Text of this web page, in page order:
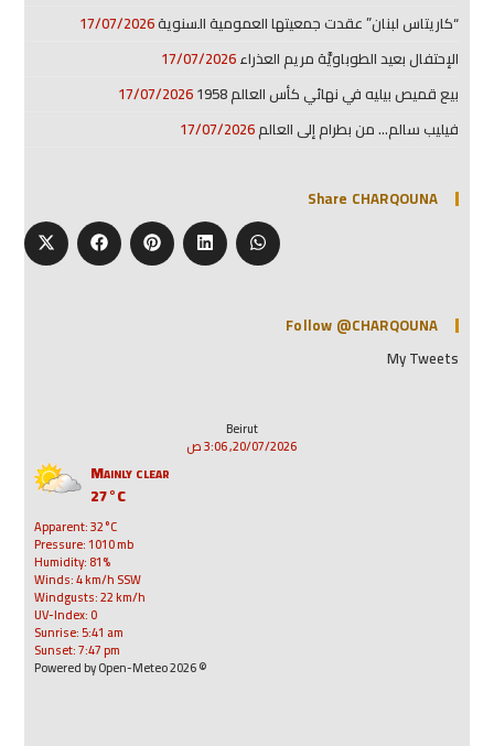
“كاريتاس لبنان” عقدت جمعيتها العمومية السنوية17/07/2026
الإحتفال بعيد الطوباويَّة مريم العذراء17/07/2026
بيع قميص بيليه في نهائي كأس العالم 1958
17/07/2026
فيليب سالم… من بطرام إلى العالم17/07/2026
Share CHARQOUNA
Follow @CHARQOUNA
My Tweets
Beirut
20/07/2026, 3:06 ص
Mainly clear
27°C
Apparent: 32°C
Pressure: 1010 mb
Humidity: 81%
Winds: 4 km/h SSW
Windgusts: 22 km/h
UV-Index: 0
Sunrise: 5:41 am
Sunset: 7:47 pm
© 2026 Powered by Open-Meteo